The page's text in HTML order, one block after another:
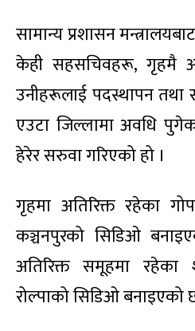
सामान्य प्रशासन
केही सहसचिवहरू, गृहमै
उनीहरूलाई पदस्थापन तथा
एउटा जिल्लामा अवधि
हेरेर सरुवा गरिएको हो ।
गृहमा अतिरिक्त रहेका
कञ्चनपुरको सिडिओ
अतिरिक्त समूहमा रहेका
रोल्पाको सिडिओ बनाइएको